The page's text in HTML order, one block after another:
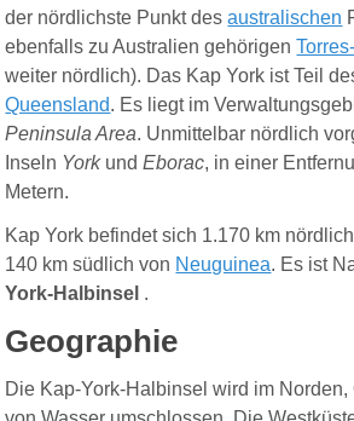
der nördlichste Punkt desaustralischen
ebenfalls zu Australien gehörigen
weiter nördlich). Das Kap York ist Teil
Queensland. Es liegt im
Peninsula Area. Unmittelbar nördlich
Inseln YorkundEborac, in einer
Metern.
Kap York befindet sich 1.170 km
140 km südlich von Neuguinea. Es ist
York-Halbinsel .
Geographie
Die Kap-York-Halbinsel wird im Norden,